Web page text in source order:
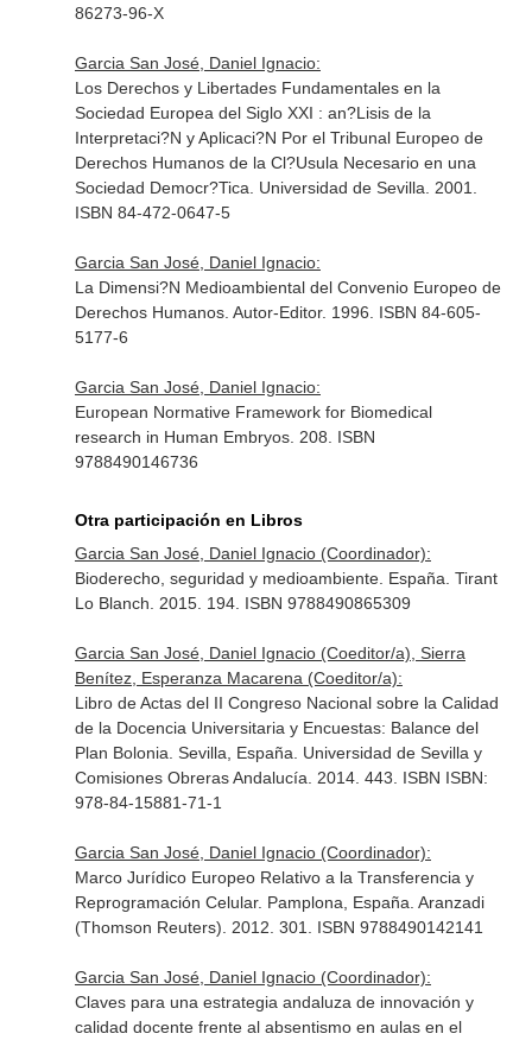
86273-96-X
Garcia San José, Daniel Ignacio:
Los Derechos y Libertades Fundamentales en la
Sociedad Europea del Siglo XXI : an?Lisis de la
Interpretaci?N y Aplicaci?N Por el Tribunal Europeo de
Derechos Humanos de la Cl?Usula Necesario en una
Sociedad Democr?Tica. Universidad de Sevilla. 2001.
ISBN 84-472-0647-5
Garcia San José, Daniel Ignacio:
La Dimensi?N Medioambiental del Convenio Europeo de
Derechos Humanos. Autor-Editor. 1996. ISBN 84-605-
5177-6
Garcia San José, Daniel Ignacio:
European Normative Framework for Biomedical
research in Human Embryos. 208. ISBN
9788490146736
Otra participación en Libros
Garcia San José, Daniel Ignacio (Coordinador):
Bioderecho, seguridad y medioambiente. España. Tirant
Lo Blanch. 2015. 194. ISBN 9788490865309
Garcia San José, Daniel Ignacio (Coeditor/a), Sierra
Benítez, Esperanza Macarena (Coeditor/a):
Libro de Actas del II Congreso Nacional sobre la Calidad
de la Docencia Universitaria y Encuestas: Balance del
Plan Bolonia. Sevilla, España. Universidad de Sevilla y
Comisiones Obreras Andalucía. 2014. 443. ISBN ISBN:
978-84-15881-71-1
Garcia San José, Daniel Ignacio (Coordinador):
Marco Jurídico Europeo Relativo a la Transferencia y
Reprogramación Celular. Pamplona, España. Aranzadi
(Thomson Reuters). 2012. 301. ISBN 9788490142141
Garcia San José, Daniel Ignacio (Coordinador):
Claves para una estrategia andaluza de innovación y
calidad docente frente al absentismo en aulas en el